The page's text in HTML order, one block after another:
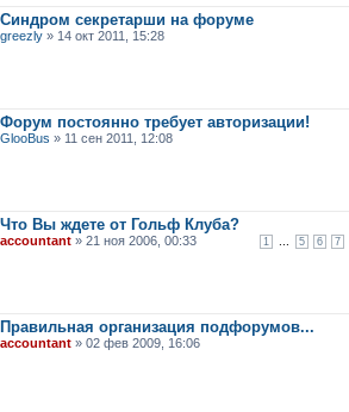
Синдром секретарши на форуме
greezly » 14 окт 2011, 15:28
Форум постоянно требует авторизации!
GlooBus » 11 сен 2011, 12:08
Что Вы ждете от Гольф Клуба?
1 5 6 7
accountant » 21 ноя 2006, 00:33
Правильная организация подфорумов...
accountant » 02 фев 2009, 16:06